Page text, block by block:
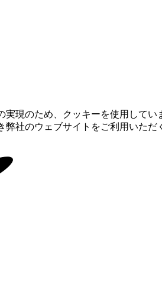
実現のため、クッキーを使用して
弊社のウェブサイトをご利用いた